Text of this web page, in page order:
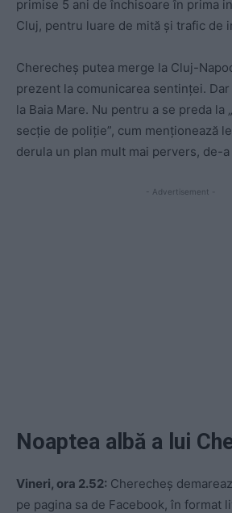
primise 5 ani de închisoare în prima
Cluj, pentru luare de mită și trafic de
Cherecheș putea merge la Cluj-
prezent la comunicarea sentinței. Dar
la Baia Mare. Nu pentru a se preda la
secție de poliție”, cum menționează
derula un plan mult mai pervers, de-
- Advertisement -
Noaptea albă a lui
Vineri, ora 2.52: Cherecheș
pe pagina sa de Facebook, în format